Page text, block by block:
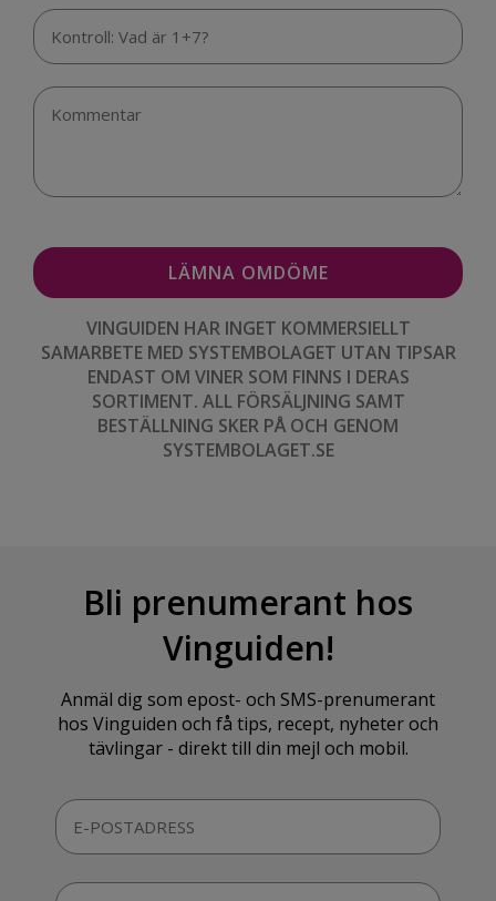
VINGUIDEN HAR INGET KOMMERSIELLT
SAMARBETE MED SYSTEMBOLAGET UTAN TIPSAR
ENDAST OM VINER SOM FINNS I DERAS
SORTIMENT. ALL FÖRSÄLJNING SAMT
BESTÄLLNING SKER PÅ OCH GENOM
SYSTEMBOLAGET.SE
Bli prenumerant hos
Vinguiden!
Anmäl dig som epost- och SMS-prenumerant
hos Vinguiden och få tips, recept, nyheter och
tävlingar - direkt till din mejl och mobil.